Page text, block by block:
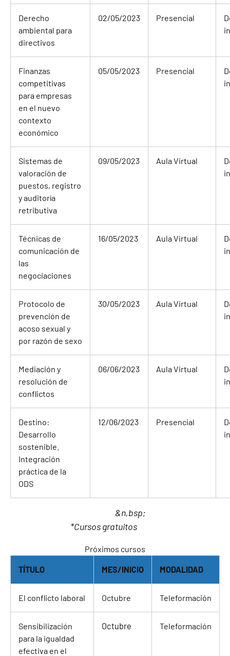
Derecho
ambiental para
directivos
02/05/2023 Presencial
Finanzas
competitivas
para empresas
en el nuevo
contexto
económico
05/05/2023 Presencial
Sistemas de
valoración de
puestos, registro
y auditoría
retributiva
09/05/2023 Aula Virtual
Técnicas de
comunicación de
las
negociaciones
16/05/2023 Aula Virtual
Protocolo de
prevención de
acoso sexual y
por razón de sexo
30/05/2023 Aula Virtual
Mediación y
resolución de
conflictos
06/06/2023 Aula Virtual
Destino:
Desarrollo
sostenible.
Integración
práctica de la
ODS
12/06/2023 Presencial
&n,bsp;
*Cursos gratuitos
Próximos cursos
TÍTULO MES/INICIO MODALIDAD
El conflicto laboral Octubre Teleformación
Sensibilización
para la igualdad
efectiva en el
Octubre Teleformación